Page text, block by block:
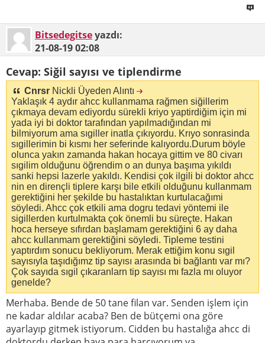
Bitsedegitseyazdı:
21-08-1902:08
Cevap: Siğil sayısı ve tiplendirme
Cnrsr Nickli Üyeden Alıntı
Yaklaşık 4 aydır ahcc kullanmama rağmen siğillerim
çıkmaya devam ediyordu sürekli kriyo yaptirdiğim için mi
yada iyi bi doktor tarafından yapılmadığından mi
bilmiyorum ama sıgiller inatla çıkıyordu. Krıyo sonrasinda
sıgillerimin bi kısmı her seferinde kalıyordu.Durum böyle
olunca yakın zamanda hakan hocaya gittim ve 80 civarı
sıgilim olduğunu öğrendim o an dunya başıma yıkıldı
sanki hepsi lazerle yakıldı. Kendisi çok ilgili bi doktor ahcc
nin en dirençli tiplere karşı bile etkili olduğunu kullanmam
gerektiğini her şekilde bu hastalıktan kurtulacağımi
söyledi. Ahcc çok etkili ama dogru tedavi yöntemi ile
sigillerden kurtulmakta çok önemli bu süreçte. Hakan
hoca herseye sıfırdan başlamam gerektiğini 6 ay daha
ahcc kullanmam gerektiğini söyledi. Tipleme testini
yaptırdım sonucu bekliyorum. Merak ettiğim konu sıgil
sayısıyla taşıdığımz tip sayısı arasında bi bağlantı var mı?
Çok sayıda sıgil çıkaranlarn tip sayısı mı fazla mı oluyor
genelde?
Merhaba. Bende de 50 tane filan var. Senden işlem için
ne kadar aldılar acaba? Ben de bütçemi ona göre
ayarlayıp gitmek istiyorum. Cidden bu hastalığa ahcc di